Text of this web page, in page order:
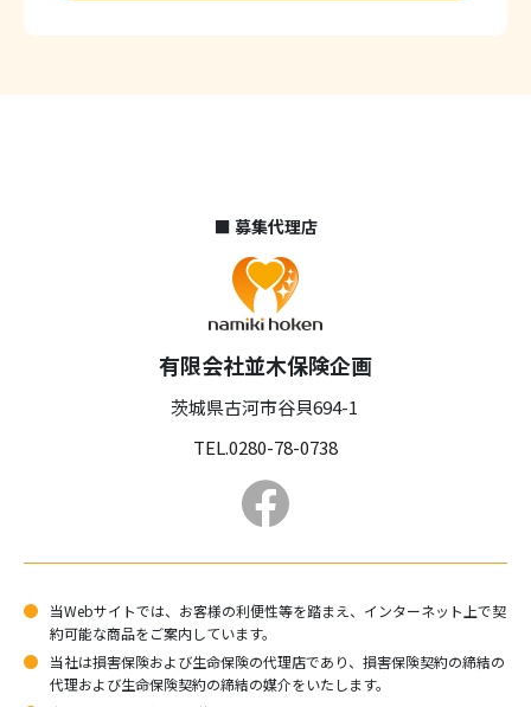
■ 募集代理店
有限会社並木保険企画
茨城県古河市谷貝694-1
TEL.0280-78-0738
当Webサイトでは、お客様の利便性等を踏まえ、インターネット上で契
約可能な商品をご案内しています。
当社は損害保険および生命保険の代理店であり、損害保険契約の締結の
代理および生命保険契約の締結の媒介をいたします。